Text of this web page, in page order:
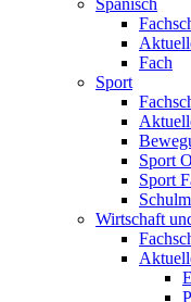
Spanisch
Fach
Sport
Sport
Sport
Wirtschaft